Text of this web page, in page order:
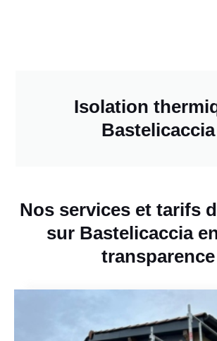
Isolation
Bastelicaccia
Nos services et tarifs
sur Bastelicaccia
transparence